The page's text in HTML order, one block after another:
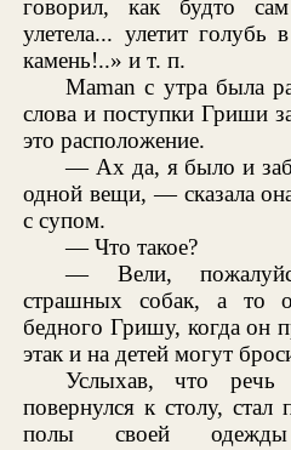
говорил, как будто
улетела... улетит
камень!..» и т. п.
Maman с утра была
слова и поступки Гриши
это расположение.
— Ах да, я было и
одной вещи, — сказала
с супом.
— Что такое?
— Вели,
страшных собак, а то
бедного Гришу, когда он
этак и на детей могут
Услыхав, что
повернулся к столу, стал
полы своей